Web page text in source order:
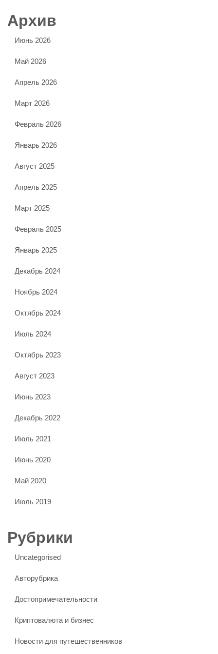
Архив
Июнь 2026
Май 2026
Апрель 2026
Март 2026
Февраль 2026
Январь 2026
Август 2025
Апрель 2025
Март 2025
Февраль 2025
Январь 2025
Декабрь 2024
Ноябрь 2024
Октябрь 2024
Июль 2024
Октябрь 2023
Август 2023
Июнь 2023
Декабрь 2022
Июль 2021
Июнь 2020
Май 2020
Июль 2019
Рубрики
Uncategorised
Авторубрика
Достопримечательности
Криптовалюта и бизнес
Новости для путешественников